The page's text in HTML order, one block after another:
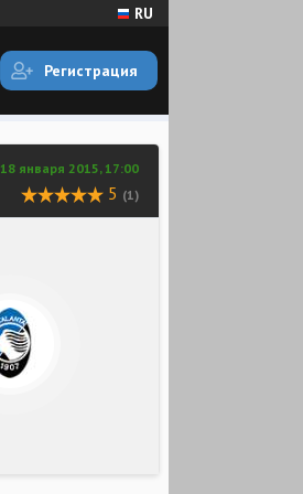
RU
Регистрация
18 января 2015, 17:00
5 (1)